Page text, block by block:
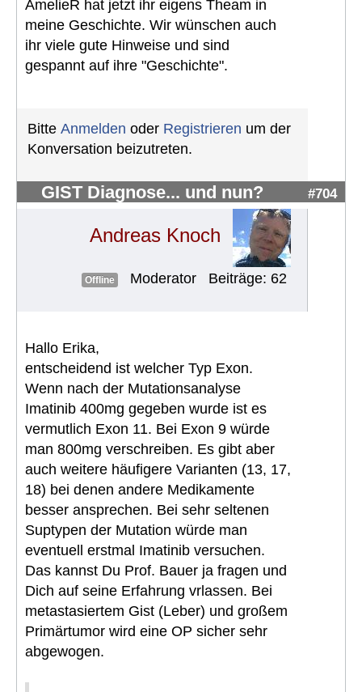
AmelieR hat jetzt ihr eigens Theam in
meine Geschichte. Wir wünschen auch
ihr viele gute Hinweise und sind
gespannt auf ihre "Geschichte".
Bitte Anmelden oder Registrieren um der
Konversation beizutreten.
GIST Diagnose... und nun? #704
Andreas Knoch
Offline Moderator Beiträge: 62
Hallo Erika,
entscheidend ist welcher Typ Exon.
Wenn nach der Mutationsanalyse
Imatinib 400mg gegeben wurde ist es
vermutlich Exon 11. Bei Exon 9 würde
man 800mg verschreiben. Es gibt aber
auch weitere häufigere Varianten (13, 17,
18) bei denen andere Medikamente
besser ansprechen. Bei sehr seltenen
Suptypen der Mutation würde man
eventuell erstmal Imatinib versuchen.
Das kannst Du Prof. Bauer ja fragen und
Dich auf seine Erfahrung vrlassen. Bei
metastasiertem Gist (Leber) und großem
Primärtumor wird eine OP sicher sehr
abgewogen.